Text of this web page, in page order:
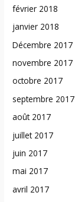
février 2018
janvier 2018
Décembre 2017
novembre 2017
octobre 2017
septembre 2017
août 2017
juillet 2017
juin 2017
mai 2017
avril 2017